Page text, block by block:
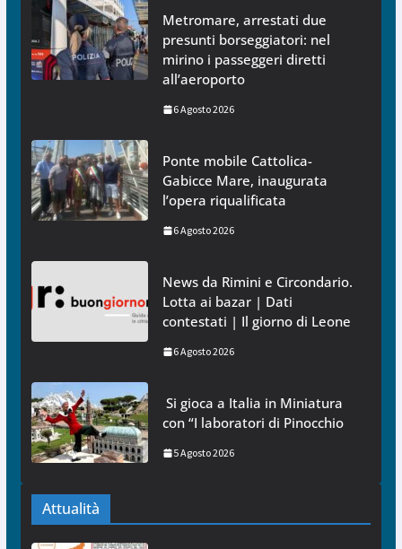
Metromare, arrestati due
presunti borseggiatori: nel
mirino i passeggeri diretti
all’aeroporto
6 Agosto 2026
Ponte mobile Cattolica-
Gabicce Mare, inaugurata
l’opera riqualificata
6 Agosto 2026
News da Rimini e Circondario.
Lotta ai bazar | Dati
contestati | Il giorno di Leone
6 Agosto 2026
Si gioca a Italia in Miniatura
con “I laboratori di Pinocchio
5 Agosto 2026
Attualità